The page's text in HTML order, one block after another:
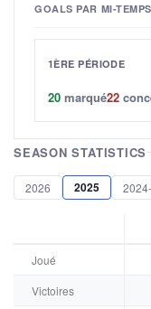
GOALS PAR MI-TEMPS
1ÈRE PÉRIODE
20 marqué22
SEASON STATISTICS
2026 2025
Joué
Victoires